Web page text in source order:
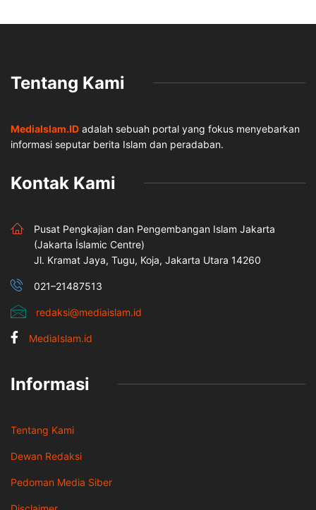
Tentang Kami
MediaIslam.ID adalah sebuah portal yang fokus menyebarkan
informasi seputar berita Islam dan peradaban.
Kontak Kami
Pusat Pengkajian dan Pengembangan Islam Jakarta
(Jakarta İslamic Centre)
Jl. Kramat Jaya, Tugu, Koja, Jakarta Utara 14260
021–21487513
redaksi@mediaislam.id
MediaIslam.id
Informasi
Tentang Kami
Dewan Redaksi
Pedoman Media Siber